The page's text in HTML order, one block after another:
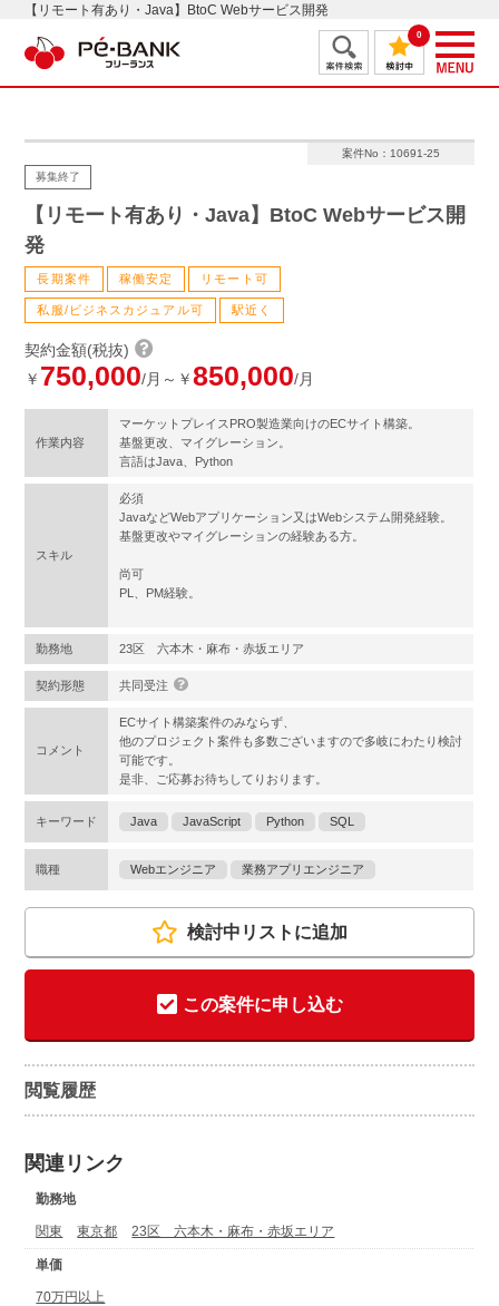
【リモート有あり・Java】BtoC Webサービス開発
0
案件No：10691-25
募集終了
【リモート有あり・Java】BtoC Webサービス開
発
長期案件 稼働安定 リモート可
私服/ビジネスカジュアル可 駅近く
契約金額(税抜)
￥ 750,000/月～￥850,000/月
作業内容
マーケットプレイスPRO製造業向けのECサイト構築。
基盤更改、マイグレーション。
言語はJava、Python
スキル
必須
JavaなどWebアプリケーション又はWebシステム開発経験。
基盤更改やマイグレーションの経験ある方。
尚可
PL、PM経験。
勤務地 23区 六本木・麻布・赤坂エリア
契約形態 共同受注
コメント
ECサイト構築案件のみならず、
他のプロジェクト案件も多数ございますので多岐にわたり検討
可能です。
是非、ご応募お待ちしてりおります。
キーワード Java JavaScript Python SQL
職種 Webエンジニア 業務アプリエンジニア
検討中リストに追加
この案件に申し込む
閲覧履歴
関連リンク
勤務地
関東 東京都 23区 六本木・麻布・赤坂エリア
単価
70万円以上